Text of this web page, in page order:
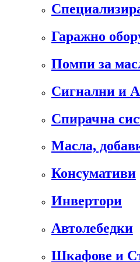
Гаражно
Помпи за
Сигнални и
Спирачна
Масла,
Консумативи
Инвертори
Автолебедки
Шкафове и